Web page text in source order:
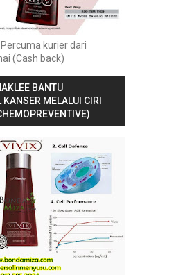
kurier dari
(Cash back)
BANTU
MELALUI CIRI